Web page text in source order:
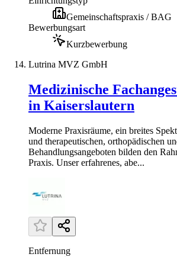
Gemeinschaftspraxis / BAG
Bewerbungsart
Kurzbewerbung
Lutrina MVZ GmbH
Medizinische
in Kaiserslautern
Moderne Praxisräume, ein breites
und therapeutischen, orthopädischen
Behandlungsangeboten bilden den
Praxis. Unser erfahrenes, abe...
Entfernung